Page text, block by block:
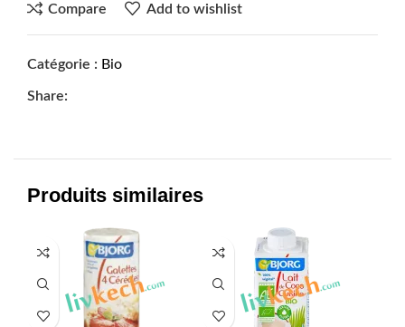
Compare Add to wishlist
Catégorie : Bio
Share:
Produits similaires